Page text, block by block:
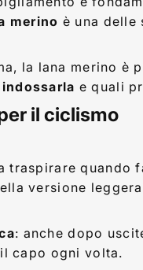
merino è una delle
la lana merino è
e quali
il ciclismo
traspirare quando
versione
: anche dopo
capo ogni volta.